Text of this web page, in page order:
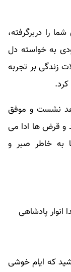
را دربرگرفته،
به خواسته دل
زندگی بر تجربه
نشست و موفق
و قرض ها ادا می
به خاطر صبر و
که ایام خوشی